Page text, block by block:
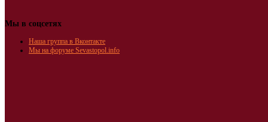
Мы в соцсетях
Наша группа в Вконтакте
Мы на форуме Sevastopol.info